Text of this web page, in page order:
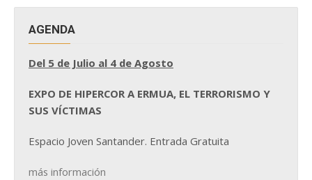
AGENDA
Del 5 de Julio al 4 de Agosto
EXPO DE HIPERCOR A ERMUA, EL TERRORISMO Y
SUS VÍCTIMAS
Espacio Joven Santander. Entrada Gratuita
más información